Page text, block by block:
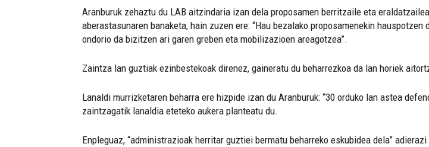
Aranburuk zehaztu du LAB aitzindaria izan dela proposamen berritzaile eta
aberastasunaren banaketa, hain zuzen ere: “Hau bezalako proposamenekin
ondorio da bizitzen ari garen greben eta mobilizazioen areagotzea”.
Zaintza lan guztiak ezinbestekoak direnez, gaineratu du beharrezkoa da lan horiek
Lanaldi murrizketaren beharra ere hizpide izan du Aranburuk: “30 orduko lan astea
zaintzagatik lanaldia eteteko aukera planteatu du.
Enpleguaz, “administrazioak herritar guztiei bermatu beharreko eskubidea dela”